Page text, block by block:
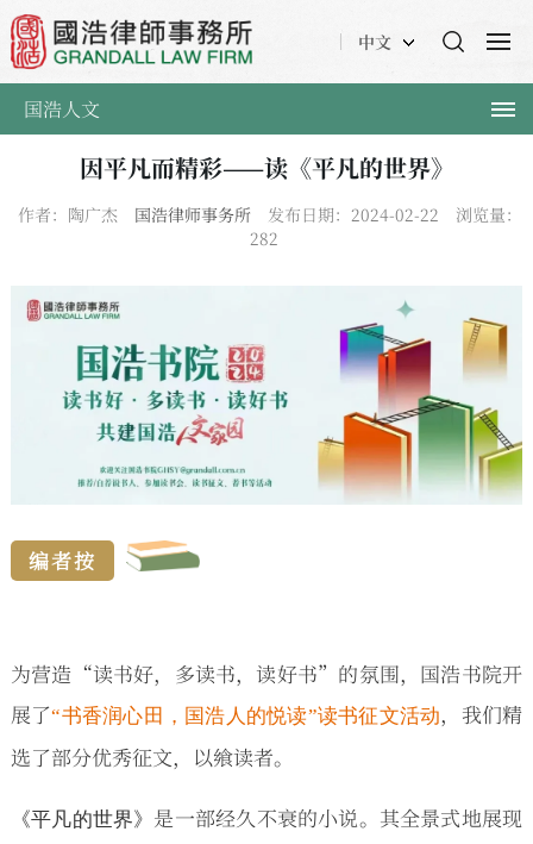
中文
国浩人文
因平凡而精彩——读《平凡的世界》
作者：陶广杰 国浩律师事务所 发布日期：2024-02-22
浏览量：
282
编者按
为营造“读书好，多读书，读好书”的氛围，国浩书院开
展了“书香润心田，国浩人的悦读”读书征文活动，我们精
选了部分优秀征文，以飨读者。
《平凡的世界》 是一部经久不衰的小说。其全景式地展现